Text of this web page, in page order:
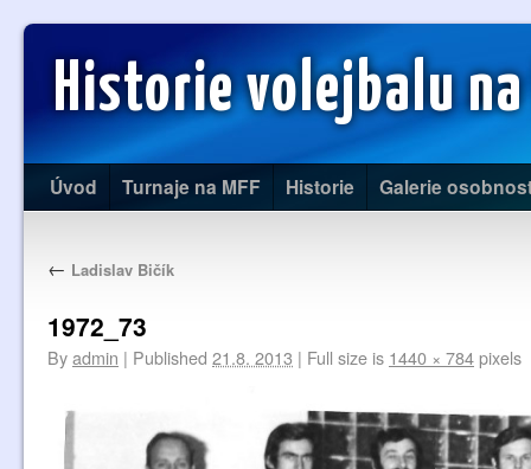
Historie volejbalu na
Úvod Turnaje na MFF Historie Galerie
← Ladislav Bičík
1972_73
Byadmin | Published 21.8. 2013 | Full size is 1440 × 784pixels